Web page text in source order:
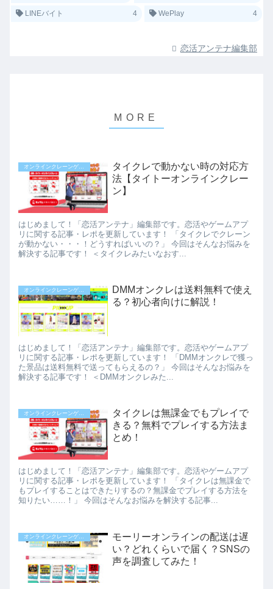
LINEバイト 4 WePlay 4
恋活アンテナ編集部
タイクレで動かない時の対応方
法【タイトーオンラインクレー
ン】
はじめまして！「恋活アンテナ」編集部です。恋活やゲームアプ
リに関する記事・レポを更新しています！ 「タイクレでクレーン
が動かない・・・！どうすればいいの？」 今回はそんなお悩みを
解決する記事です！ ＜タイクレみたいなおす...
DMMオンクレは送料無料で使え
る？初心者向けに解説！
はじめまして！「恋活アンテナ」編集部です。恋活やゲームアプ
リに関する記事・レポを更新しています！ 「DMMオンクレで獲っ
た景品は送料無料で送ってもらえるの？」 今回はそんなお悩みを
解決する記事です！ ＜DMMオンクレみた...
オンラインクレーンゲーム
タイクレは無課金でもプレイで
きる？無料でプレイする方法ま
とめ！
はじめまして！「恋活アンテナ」編集部です。恋活やゲームアプ
リに関する記事・レポを更新しています！ 「タイクレは無課金で
もプレイすることはできたりするの？無課金でプレイする方法を
知りたい……！」 今回はそんなお悩みを解決する記事...
オンラインクレーンゲーム
モーリーオンラインの配送は遅
い？どれくらいで届く？SNSの
声を調査してみた！